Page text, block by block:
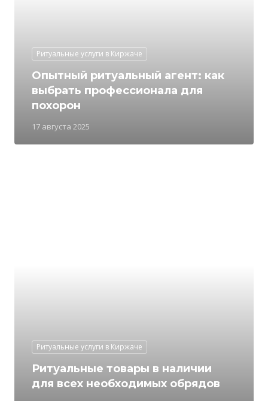
Ритуальные услуги в Киржаче
17 августа 2025
Опытный ритуальный агент: как
выбрать профессионала для
похорон
Ритуальные услуги в Киржаче
Ритуальные товары в наличии
для всех необходимых обрядов